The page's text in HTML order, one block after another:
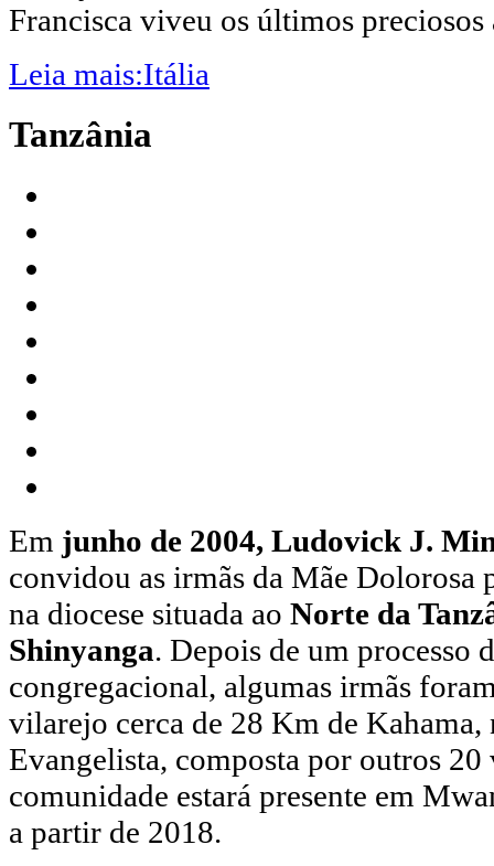
Francisca viveu os últimos
Leia mais:Itália
Tanzânia
Em junho de 2004, Ludovick J.
convidou as irmãs da Mãe Dolorosa
na diocese situada ao Norte da
Shinyanga. Depois de um processo
congregacional, algumas irmãs
vilarejo cerca de 28 Km de Kahama,
Evangelista, composta por outros
comunidade estará presente em
a partir de 2018.